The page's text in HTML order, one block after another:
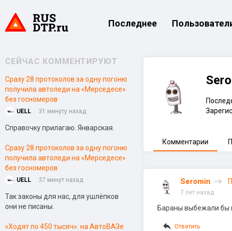
Последнее
СЕЙЧАС КОММЕНТИРУЮТ
Сразу 28 протоколов за одну погоню
получила автоледи на «Мерседесе»
без госномеров
UELL 31 минуту назад
Справочку прилагаю. Январская.
Сразу 28 протоколов за одну погоню
получила автоледи на «Мерседесе»
без госномеров
UELL 37 минут назад
Так законы для нас, для ушлёпков
они не писаны.
«Ходят по 450 тысяч»: на АвтоВАЗе
Комментарии
Seromin
7 лет назад
Бараны выбежали бы
Ответить